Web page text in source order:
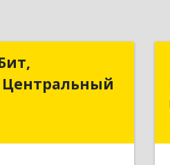
Центральный
1С:Первый Бит,
Центральный